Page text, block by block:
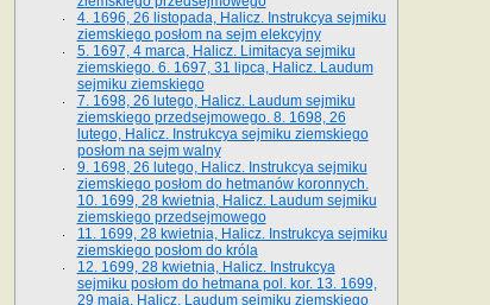
4. 1696, 26 listopada, Halicz. Instrukcya sejmiku
ziemskiego posłom na sejm elekcyjny
5. 1697, 4 marca, Halicz. Limitacya sejmiku
ziemskiego. 6. 1697, 31 lipca, Halicz. Laudum
sejmiku ziemskiego
7. 1698, 26 lutego, Halicz. Laudum sejmiku
ziemskiego przedsejmowego. 8. 1698, 26
lutego, Halicz. Instrukcya sejmiku ziemskiego
posłom na sejm walny
9. 1698, 26 lutego, Halicz. Instrukcya sejmiku
ziemskiego posłom do hetmanów koronnych.
10. 1699, 28 kwietnia, Halicz. Laudum sejmiku
ziemskiego przedsejmowego
11. 1699, 28 kwietnia, Halicz. Instrukcya sejmiku
ziemskiego posłom do króla
12. 1699, 28 kwietnia, Halicz. Instrukcya
sejmiku posłom do hetmana pol. kor. 13. 1699,
29 maja, Halicz. Laudum sejmiku ziemskiego